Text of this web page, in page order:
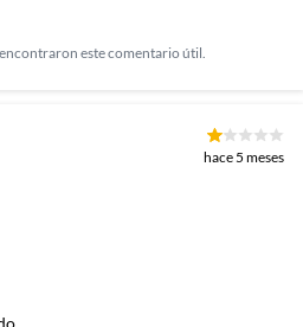
este comentario útil.
hace 5 meses